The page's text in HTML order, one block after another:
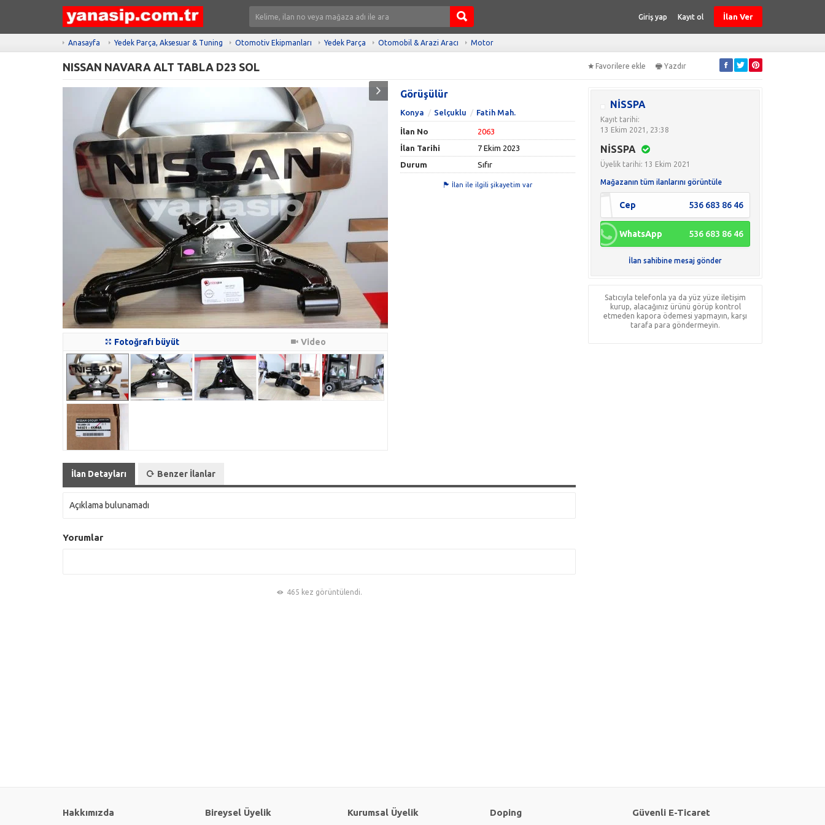
Giriş yap Kayıt ol İlan Ver
Anasayfa Yedek Parça, Aksesuar & Tuning Otomotiv Ekipmanları Yedek Parça Otomobil & Arazi Aracı Motor
NISSAN NAVARA ALT TABLA D23 SOL Favorilere ekle Yazdır
Fotoğrafı büyüt Video
Görüşülür
Konya Selçuklu Fatih Mah.
İlan No
2063
İlan Tarihi
7 Ekim 2023
Durum
Sıfır
İlan ile ilgili şikayetim var
İlan Detayları Benzer İlanlar
Açıklama bulunamadı
Yorumlar
465 kez görüntülendi.
NİSSPA
Kayıt tarihi:
13 Ekim 2021, 23:38
NİSSPA
Üyelik tarihi: 13 Ekim 2021
Mağazanın tüm ilanlarını görüntüle
Cep 536 683 86 46
WhatsApp 536 683 86 46
İlan sahibine mesaj gönder
Satıcıyla telefonla ya da yüz yüze iletişim
kurup, alacağınız ürünü görüp kontrol
etmeden kapora ödemesi yapmayın, karşı
tarafa para göndermeyin.
Hakkımızda Bireysel Üyelik Kurumsal Üyelik Doping Güvenli E-Ticaret